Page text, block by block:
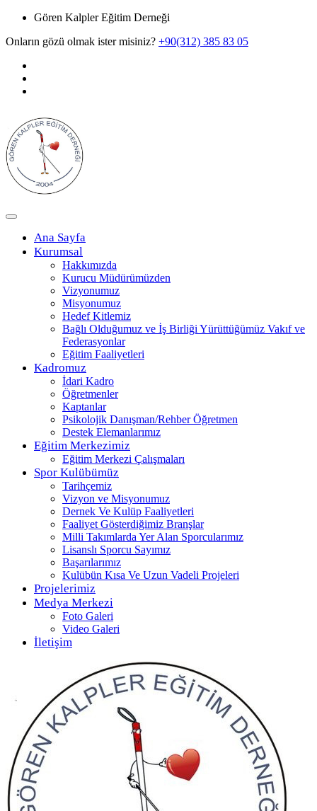
Gören Kalpler Eğitim Derneği
Onların gözü olmak ister misiniz? +90(312) 385 83 05
Ana Sayfa
Kurumsal
Hakkımızda
Kurucu Müdürümüzden
Vizyonumuz
Misyonumuz
Hedef Kitlemiz
Bağlı Olduğumuz ve İş Birliği Yürüttüğümüz Vakıf ve
Federasyonlar
Eğitim Faaliyetleri
Kadromuz
İdari Kadro
Öğretmenler
Kaptanlar
Psikolojik Danışman/Rehber Öğretmen
Destek Elemanlarımız
Eğitim Merkezimiz
Eğitim Merkezi Çalışmaları
Spor Kulübümüz
Tarihçemiz
Vizyon ve Misyonumuz
Dernek Ve Kulüp Faaliyetleri
Faaliyet Gösterdiğimiz Branşlar
Milli Takımlarda Yer Alan Sporcularımız
Lisanslı Sporcu Sayımız
Başarılarımız
Kulübün Kısa Ve Uzun Vadeli Projeleri
Projelerimiz
Medya Merkezi
Foto Galeri
Video Galeri
İletişim